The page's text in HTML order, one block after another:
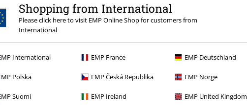
Shopping from International
Please click here to visit EMP Online Shop for customers from
International
International EMP France EMP Deutschland
Polska EMP Česká Republika EMP Norge
Suomi EMP Ireland EMP United Kingdom